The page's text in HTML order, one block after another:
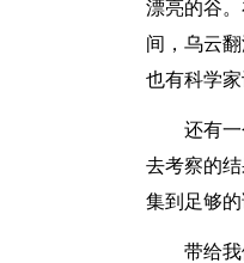
漂亮的谷
间，乌云
也有科学
还有
去考察的
集到足够的
带给